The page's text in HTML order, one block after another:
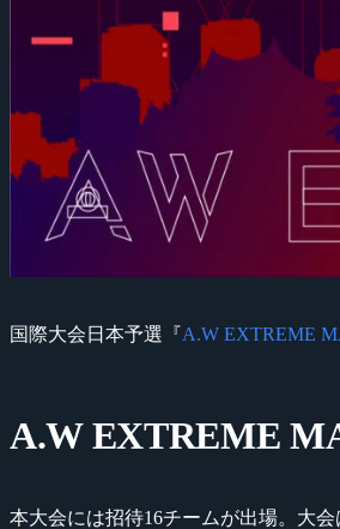
国際大会日本予選『A.W EXTREME
A.W EXTREME
本大会には招待16チームが出場。大